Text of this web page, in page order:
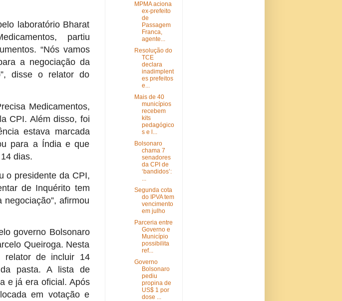
laboratório Bharat
partiu
“Nós vamos
a negociação da
disse o relator do
Medicamentos,
CPI. Além disso, foi
estava marcada
para a Índia e que
dias.
o presidente da CPI,
de Inquérito tem
afirmou
governo Bolsonaro
Queiroga. Nesta
relator de incluir 14
pasta. A lista de
e já era oficial. Após
em votação e
MPMA aciona
ex-prefeito
de
Passagem
Franca,
agente...
Resolução do
TCE
declara
inadimplent
es prefeitos
e...
Mais de 40
municípios
recebem
kits
pedagógico
s e l...
Bolsonaro
chama 7
senadores
da CPI de
‘bandidos’:
...
Segunda cota
do IPVA tem
vencimento
em julho
Parceria entre
Governo e
Município
possibilita
ref...
Governo
Bolsonaro
pediu
propina de
US$ 1 por
dose ...